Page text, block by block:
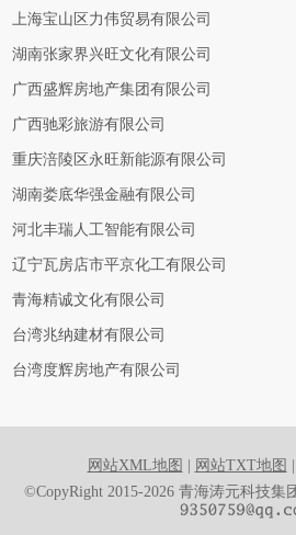
上海宝山区力伟贸易有限公司
湖南张家界兴旺文化有限公司
广西盛辉房地产集团有限公司
广西驰彩旅游有限公司
重庆涪陵区永旺新能源有限公司
湖南娄底华强金融有限公司
河北丰瑞人工智能有限公司
辽宁瓦房店市平京化工有限公司
青海精诚文化有限公司
台湾兆纳建材有限公司
台湾度辉房地产有限公司
网站XML地图 网站TXT地图
©CopyRight 2015-2026 青海涛元科技集